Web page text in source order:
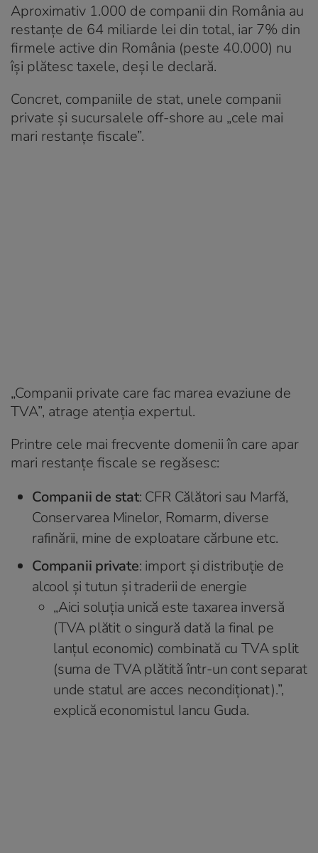
Aproximativ 1.000 de companii din România au
restanțe de 64 miliarde lei din total, iar 7% din
firmele active din România (peste 40.000) nu
își plătesc taxele, deși le declară.
Concret, companiile de stat, unele companii
private și sucursalele off-shore au „cele mai
mari restanțe fiscale”.
„Companii private care fac marea evaziune de
TVA”, atrage atenția expertul.
Printre cele mai frecvente domenii în care apar
mari restanțe fiscale se regăsesc:
Companii de stat: CFR Călători sau Marfă,
Conservarea Minelor, Romarm, diverse
rafinării, mine de exploatare cărbune etc.
Companii private: import și distribuție de
alcool și tutun și traderii de energie
„Aici soluția unică este taxarea inversă
(TVA plătit o singură dată la final pe
lanțul economic) combinată cu TVA split
(suma de TVA plătită într-un cont separat
unde statul are acces necondiționat).”,
explică economistul Iancu Guda.